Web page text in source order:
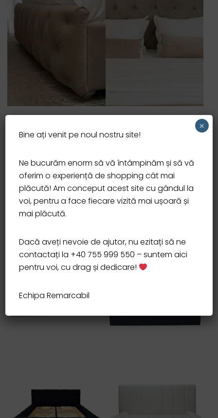
Bine ați venit pe noul nostru site!
Ne bucurăm enorm să vă întâmpinăm și să vă
oferim o experiență de shopping cât mai
plăcută! Am conceput acest site cu gândul la
voi, pentru a face fiecare vizită mai ușoară și
mai plăcută.
Dacă aveți nevoie de ajutor, nu ezitați să ne
contactați la +40 755 999 550 – suntem aici
pentru voi, cu drag și dedicare!
Echipa Remarcabil
×